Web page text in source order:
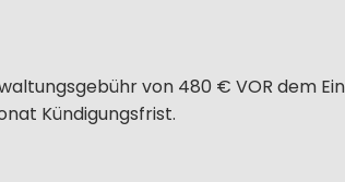
von 480 € VOR dem
Kündigungsfrist.